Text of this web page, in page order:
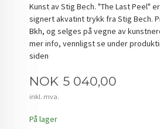
Kunst av Stig Bech. "The Last Peel"
signert akvatint trykk fra Stig Bech.
Bkh, og selges på vegne av
mer info, vennligst se under
siden
Pris
NOK 5 040,00
inkl. mva.
På lager